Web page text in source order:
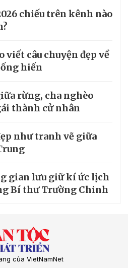
chiếu trên kênh nào
viết câu chuyện đẹp về
hiến
rừng, cha nghèo
thành cử nhân
như tranh vẽ giữa
gian lưu giữ kí ức lịch
Bí thư Trường Chinh
của VietNamNet